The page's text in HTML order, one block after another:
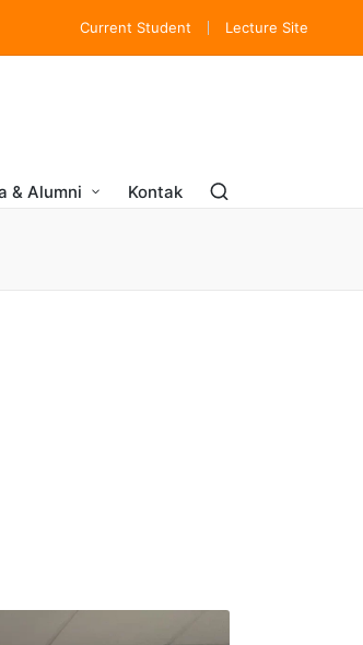
Current Student Lecture Site
& Alumni Kontak